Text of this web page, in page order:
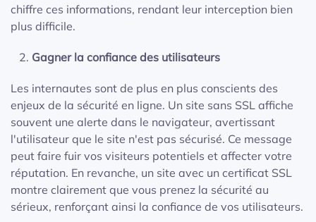
chiffre ces informations, rendant leur interception bien
plus difficile.
Gagner la confiance des utilisateurs
Les internautes sont de plus en plus conscients des
enjeux de la sécurité en ligne. Un site sans SSL affiche
souvent une alerte dans le navigateur, avertissant
l'utilisateur que le site n'est pas sécurisé. Ce message
peut faire fuir vos visiteurs potentiels et affecter votre
réputation. En revanche, un site avec un certificat SSL
montre clairement que vous prenez la sécurité au
sérieux, renforçant ainsi la confiance de vos utilisateurs.